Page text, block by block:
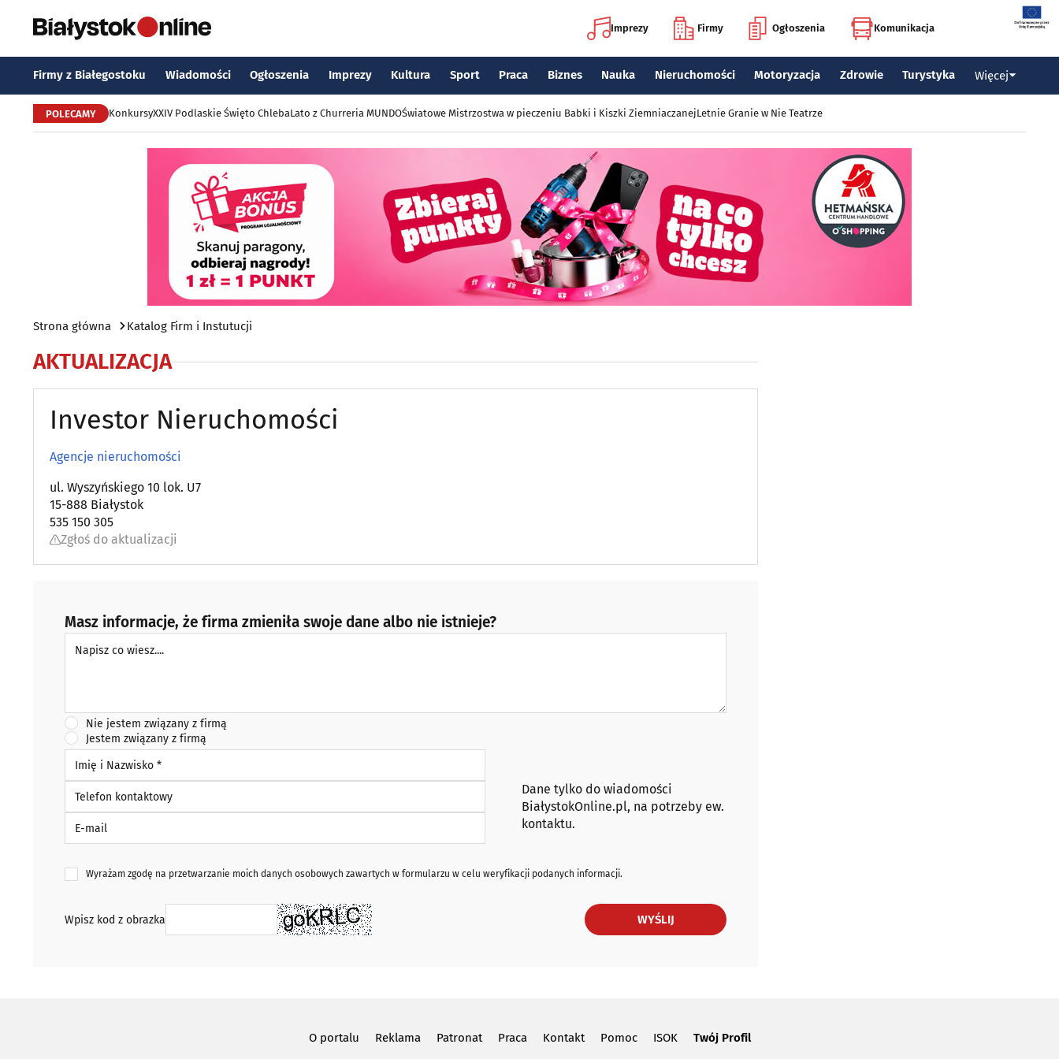
Imprezy Firmy Ogłoszenia Komunikacja
Firmy z Białegostoku Wiadomości Ogłoszenia Imprezy Kultura Sport Praca Biznes Nauka Nieruchomości Motoryzacja Zdrowie Turystyka Więcej
POLECAMY KonkursyXXIV Podlaskie Święto ChlebaLato z Churreria MUNDOŚwiatowe Mistrzostwa w pieczeniu Babki i Kiszki ZiemniaczanejLetnie Granie w Nie Teatrze
Strona główna Katalog Firm i Instutucji
AKTUALIZACJA
Investor Nieruchomości
Agencje nieruchomości
ul. Wyszyńskiego 10 lok. U7
15-888 Białystok
535 150 305
Zgłoś do aktualizacji
Masz informacje, że firma zmieniła swoje dane albo nie istnieje?
Nie jestem związany z firmą
Jestem związany z firmą
Dane tylko do wiadomości
BiałystokOnline.pl, na potrzeby ew.
kontaktu.
Wyrażam zgodę na przetwarzanie moich danych osobowych zawartych w formularzu w celu weryfikacji podanych informacji.
Wpisz kod z obrazka WYŚLIJ
O portalu Reklama Patronat Praca Kontakt Pomoc ISOK Twój Profil